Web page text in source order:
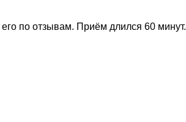
по отзывам. Приём длился 60 минут.